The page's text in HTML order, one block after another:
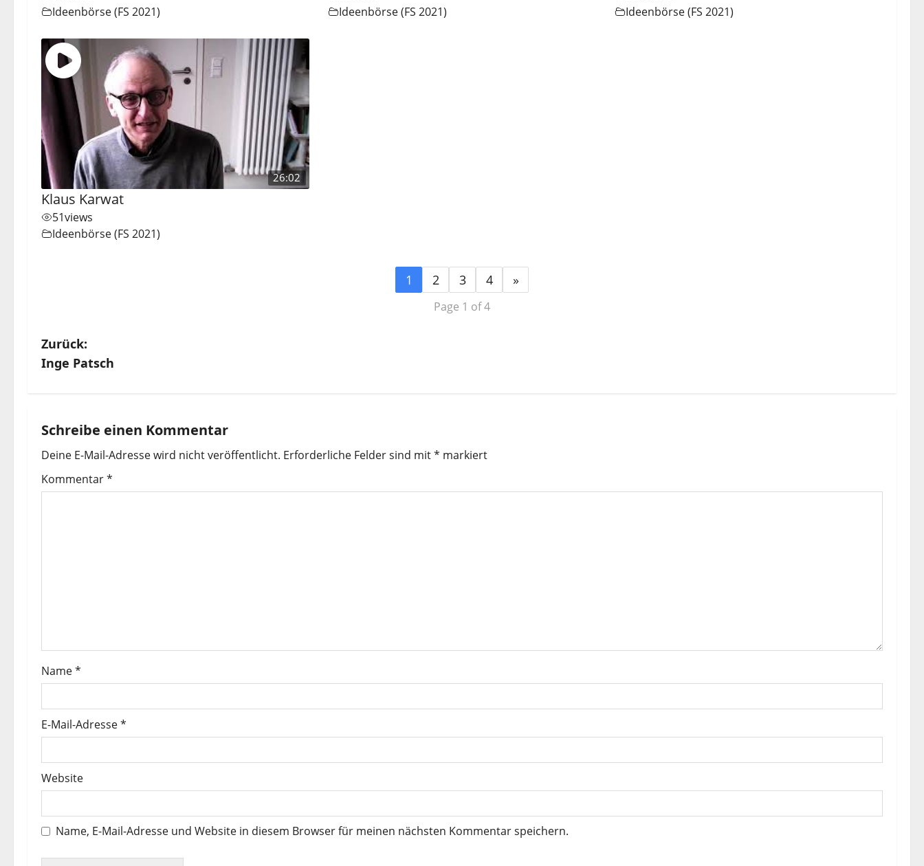
Ideenbörse (FS 2021)
Ideenbörse (FS 2021)
Ideenbörse (FS 2021)
26:02
Klaus Karwat
51views
Ideenbörse (FS 2021)
1 2 3 4 »
Page 1 of 4
B
e
t
r
a
i
a
i
o
n
Zurück:
Inge Patsch
Schreibe einen Kommentar
Deine E-Mail-Adresse wird nicht veröffentlicht. Erforderliche Felder sind mit* markiert
Kommentar*
Name*
E-Mail-Adresse*
Website
Name, E-Mail-Adresse und Website in diesem Browser für meinen nächsten Kommentar speichern.